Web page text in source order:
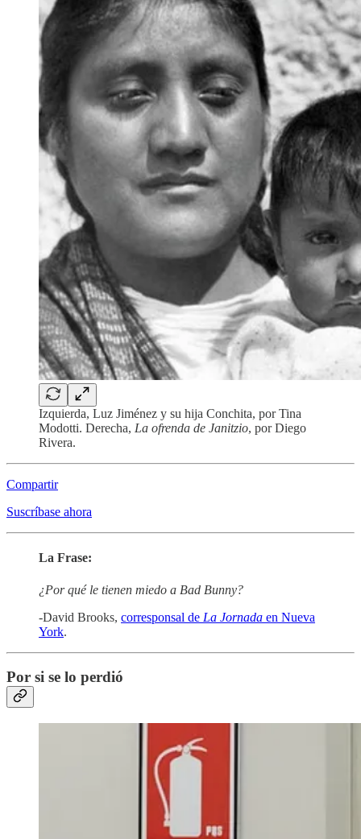
Izquierda, Luz Jiménez y su hija Conchita, por Tina
Modotti. Derecha, La ofrenda de Janitzio, por Diego
Rivera.
Compartir
Suscríbase ahora
La Frase:
¿Por qué le tienen miedo a Bad Bunny?
-David Brooks, corresponsal de La Jornada en Nueva
York.
Por si se lo perdió